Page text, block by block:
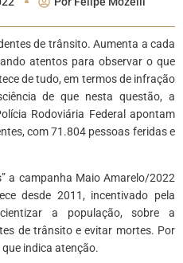
de trânsito. Aumenta a cada
atentos para observar o que
de tudo, em termos de infração
de que nesta questão, a
Rodoviária Federal apontam
com 71.804 pessoas feridas e
a campanha Maio Amarelo/2022
desde 2011, incentivado pela
a população, sobre a
de trânsito e evitar mortes. Por
indica atenção.